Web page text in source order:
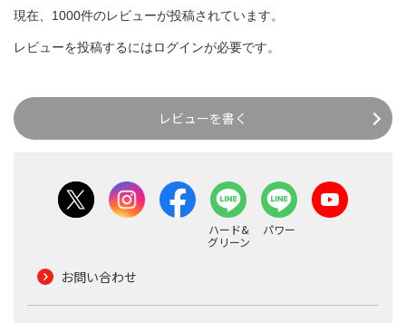
現在、1000件のレビューが投稿されています。
レビューを投稿するにはログインが必要です。
レビューを書く
ハード&
グリーン
パワー
お問い合わせ